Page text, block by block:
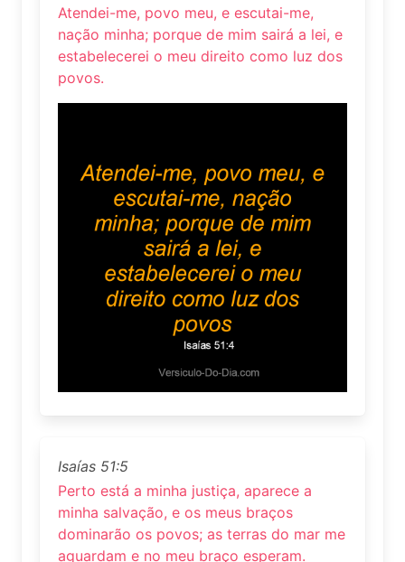
Atendei-me, povo meu, e escutai-me,
nação minha; porque de mim sairá a lei, e
estabelecerei o meu direito como luz dos
povos.
Isaías 51:5
Perto está a minha justiça, aparece a
minha salvação, e os meus braços
dominarão os povos; as terras do mar me
aguardam e no meu braço esperam.